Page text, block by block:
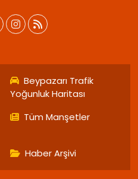
Beypazarı Trafik
Yoğunluk Haritası
Tüm Manşetler
Haber Arşivi